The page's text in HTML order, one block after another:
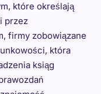
które określają
przez
firmy zobowiązane
która
ksiąg